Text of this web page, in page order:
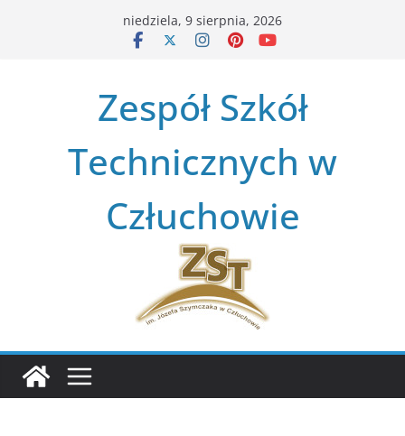
niedziela, 9 sierpnia, 2026
Zespół Szkół
Technicznych w
Człuchowie